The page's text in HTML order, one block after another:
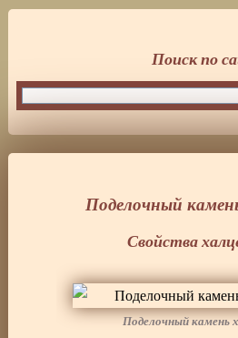
Поделочный
Свойства
Поделочный камень
Поиск по